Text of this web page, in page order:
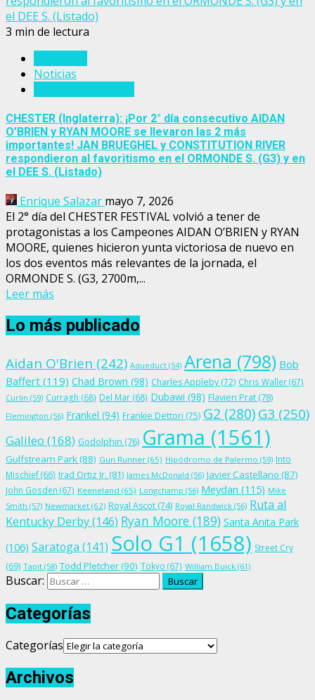
el DEE S. (Listado)
3 min de lectura
Noticias
CHESTER (Inglaterra): ¡Por 2° día consecutivo AIDAN
O’BRIEN y RYAN MOORE se llevaron las 2 más
importantes! JAN BRUEGHEL y CONSTITUTION RIVER
respondieron al favoritismo en el ORMONDE S. (G3) y en
el DEE S. (Listado)
Enrique Salazar mayo 7, 2026
El 2° día del CHESTER FESTIVAL volvió a tener de
protagonistas a los Campeones AIDAN O’BRIEN y RYAN
MOORE, quienes hicieron yunta victoriosa de nuevo en
los dos eventos más relevantes de la jornada, el
ORMONDE S. (G3, 2700m,...
Leer más
Lo más publicado
Aidan O'Brien (242) Aqueduct (54) Arena (798) Bob
Baffert (119) Chad Brown (98) Charles Appleby (72) Chris Waller(67)
Curlin (59) Curragh (68) Del Mar (68) Dubawi (98) Flavien Prat (78)
Flemington (56) Frankel (94) Frankie Dettori (75) G2 (280)G3 (250)
Galileo (168) Godolphin (76) Grama (1561)
Gulfstream Park(88) Gun Runner (65) Hipódromo de Palermo (59) Into
Mischief(66) Irad Ortiz Jr. (81) James McDonald (56) Javier Castellano (87)
John Gosden (67) Keeneland (65) Longchamp (56) Meydan (115) Mike
Smith (57) Newmarket (62) Royal Ascot (74) Royal Randwick (56) Ruta al
Kentucky Derby(146) Ryan Moore (189) Santa Anita Park
(106) Saratoga (141) Solo G1 (1658) Street Cry
(69) Tapit (58) Todd Pletcher(90) Tokyo (67) William Buick (61)
Buscar:
Categorías
Categorías
Archivos